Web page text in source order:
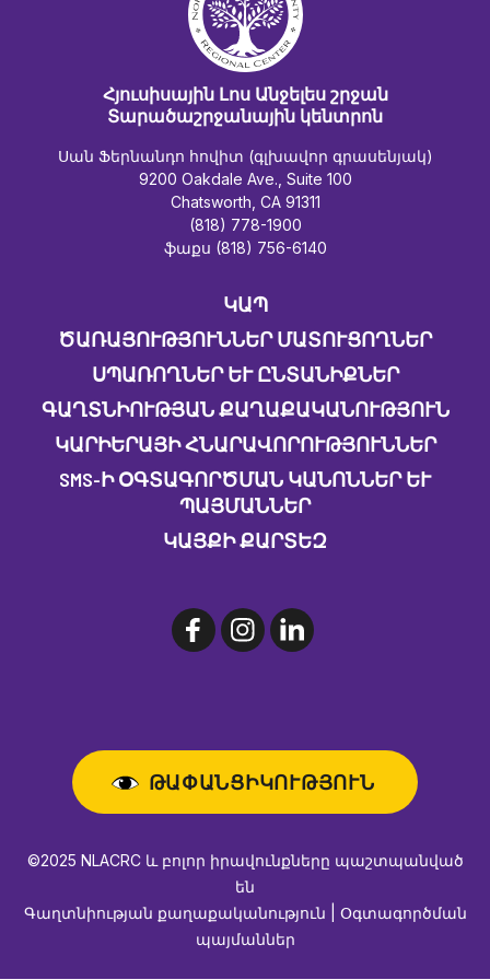
Հյուսիսային Լոս Անջելես շրջան
Տարածաշրջանային կենտրոն
Սան Ֆերնանդո հովիտ (գլխավոր գրասենյակ)
9200 Oakdale Ave., Suite 100
Chatsworth, CA 91311
(818) 778-1900
ֆաքս (818) 756-6140
ԿԱՊ
ԾԱՌԱՅՈՒԹՅՈՒՆՆԵՐ ՄԱՏՈՒՑՈՂՆԵՐ
ՍՊԱՌՈՂՆԵՐ ԵՒ ԸՆՏԱՆԻՔՆԵՐ
ԳԱՂՏՆԻՈՒԹՅԱՆ ՔԱՂԱՔԱԿԱՆՈՒԹՅՈՒՆ
ԿԱՐԻԵՐԱՅԻ ՀՆԱՐԱՎՈՐՈՒԹՅՈՒՆՆԵՐ
SMS-Ի ՕԳՏԱԳՈՐԾՄԱՆ ԿԱՆՈՆՆԵՐ ԵՒ Պ
ԱՅՄԱՆՆԵՐ
ԿԱՅՔԻ ՔԱՐՏԵԶ
ԹԱՓԱՆՑԻԿՈՒԹՅՈՒՆ
©2025 NLACRC և բոլոր իրավունքները պաշտպանված
են
Գաղտնիության քաղաքականություն | Օգտագործման
պայմաններ